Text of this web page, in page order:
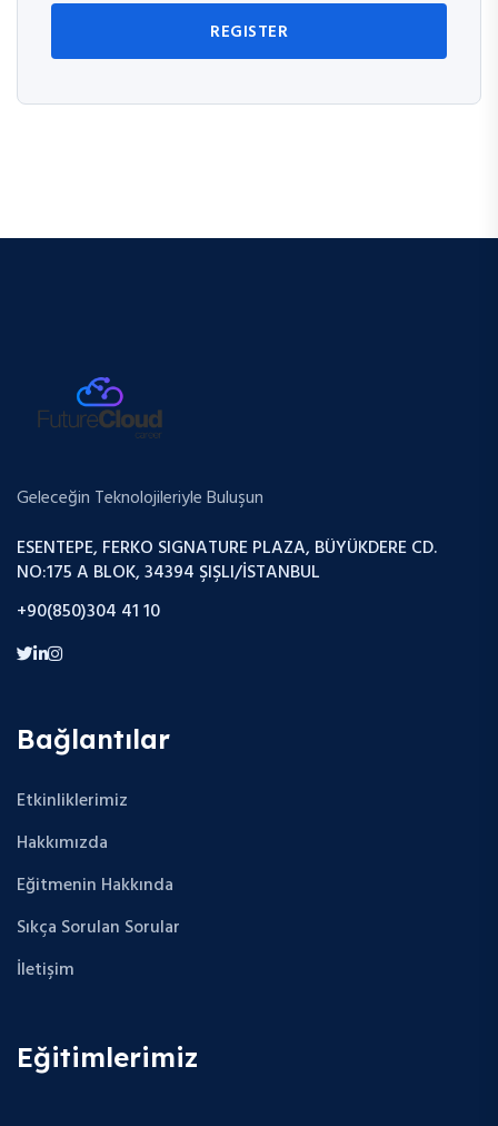
REGISTER
Geleceğin Teknolojileriyle Buluşun
ESENTEPE, FERKO SIGNATURE PLAZA, BÜYÜKDERE CD.
NO:175 A BLOK, 34394 ŞIŞLI/İSTANBUL
+90(850)304 41 10
Bağlantılar
Etkinliklerimiz
Hakkımızda
Eğitmenin Hakkında
Sıkça Sorulan Sorular
İletişim
Eğitimlerimiz